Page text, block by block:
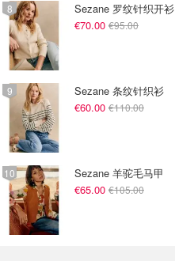
Sezane 罗纹针织开衫
€70.00 €95.00
Sezane 条纹针织衫
€60.00 €110.00
Sezane 羊驼毛马甲
€65.00 €105.00